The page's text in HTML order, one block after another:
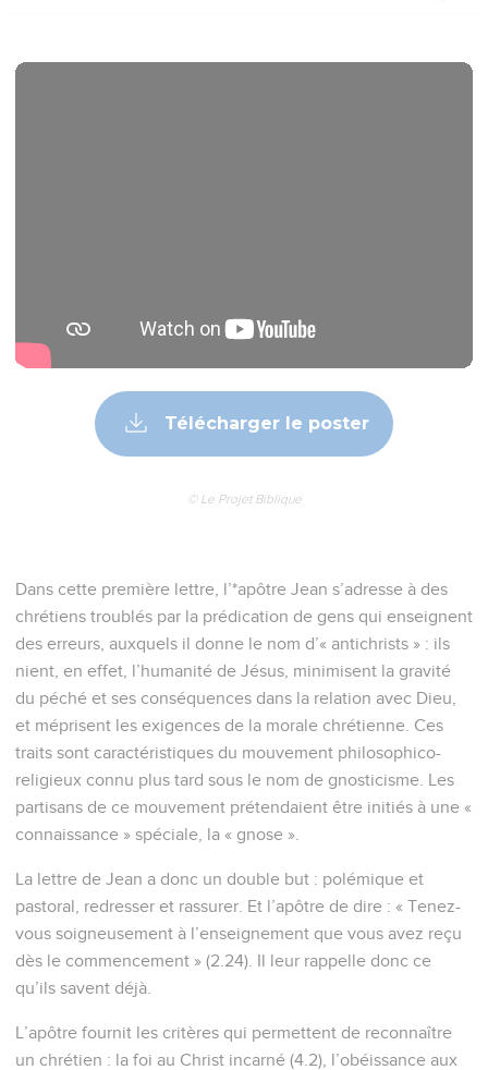
Télécharger le poster
© Le Projet Biblique
Dans cette première lettre, l’*apôtre Jean s’adresse à des
chrétiens troublés par la prédication de gens qui enseignent
des erreurs, auxquels il donne le nom d’« antichrists » : ils
nient, en effet, l’humanité de Jésus, minimisent la gravité
du péché et ses conséquences dans la relation avec Dieu,
et méprisent les exigences de la morale chrétienne. Ces
traits sont caractéristiques du mouvement philosophico-
religieux connu plus tard sous le nom de gnosticisme. Les
partisans de ce mouvement prétendaient être initiés à une «
connaissance » spéciale, la « gnose ».
La lettre de Jean a donc un double but : polémique et
pastoral, redresser et rassurer. Et l’apôtre de dire : « Tenez-
vous soigneusement à l’enseignement que vous avez reçu
dès le commencement » (2.24). Il leur rappelle donc ce
qu’ils savent déjà.
L’apôtre fournit les critères qui permettent de reconnaître
un chrétien : la foi au Christ incarné (4.2), l’obéissance aux